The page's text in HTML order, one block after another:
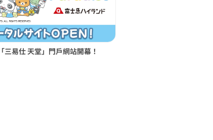
三易仕 天堂」門戶網站開幕！